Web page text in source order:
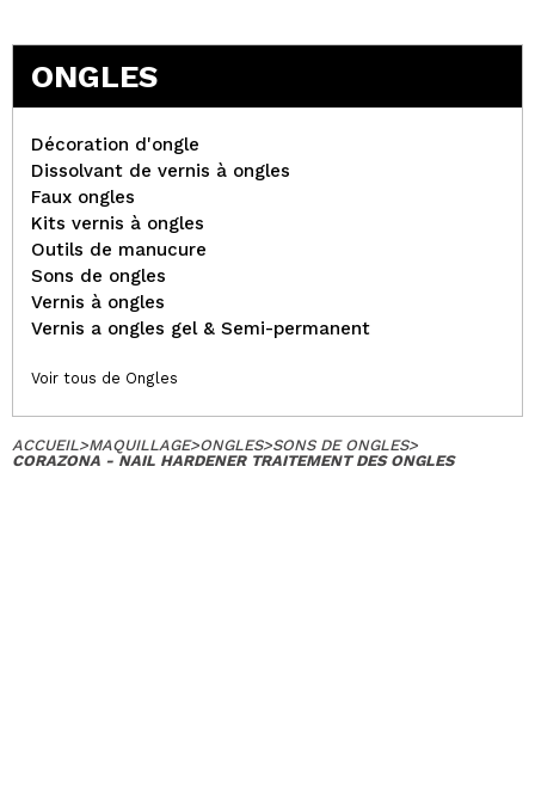
ONGLES
Décoration d'ongle
Dissolvant de vernis à ongles
Faux ongles
Kits vernis à ongles
Outils de manucure
Sons de ongles
Vernis à ongles
Vernis a ongles gel & Semi-permanent
Voir tous de Ongles
ACCUEIL>MAQUILLAGE>ONGLES>SONS DE ONGLES>
CORAZONA - NAIL HARDENER TRAITEMENT DES ONGLES